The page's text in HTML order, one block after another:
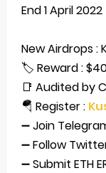
End 1 April 2022
New Airdrops :
🏷 Reward :
📑 Audited by
🪂 Register :
➖ Join
➖ Follow
➖ Submit ETH